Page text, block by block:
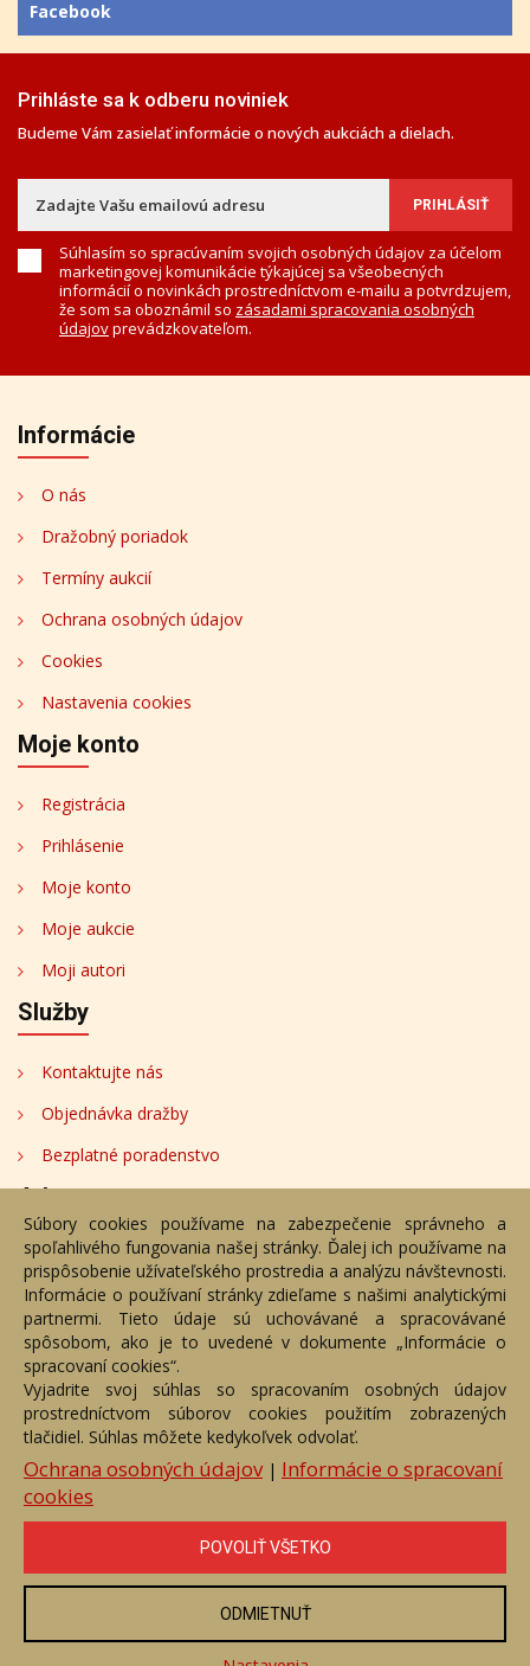
Facebook
Prihláste sa k odberu noviniek
Budeme Vám zasielať informácie o nových aukciách a dielach.
Súhlasím so spracúvaním svojich osobných údajov za účelom
marketingovej komunikácie týkajúcej sa všeobecných
informácií o novinkách prostredníctvom e-mailu a potvrdzujem,
že som sa oboznámil so zásadami spracovania osobných
údajovprevádzkovateľom.
Informácie
O nás
Dražobný poriadok
Termíny aukcií
Ochrana osobných údajov
Cookies
Nastavenia cookies
Moje konto
Registrácia
Prihlásenie
Moje konto
Moje aukcie
Moji autori
Služby
Kontaktujte nás
Objednávka dražby
Bezplatné poradenstvo
Adresa
Nižný Hrušov 333, 094 22, Slovenská republika
+421 905 356 921
+421 905 959 101
dartesro@dartesro.sk
Hlavná stránka Aukčný katalóg
Objednávka dražby
Termíny aukcií
Online Aukcia
DARTE AUKČNÁ SPOLOČNOSŤ s.r.o. © 2007 - 2026
Akékoľvek používanie obrazových a textových súčastí tejto stránky je
podmienené výslovným súhlasom jej vlastníka. Všetky práva sú
vyhradené.
Súbory cookies používame na zabezpečenie správneho a
spoľahlivého fungovania našej stránky. Ďalej ich používame na
prispôsobenie užívateľského prostredia a analýzu návštevnosti.
Informácie o používaní stránky zdieľame s našimi analytickými
partnermi. Tieto údaje sú uchovávané a spracovávané
spôsobom, ako je to uvedené v dokumente „Informácie o
spracovaní cookies“.
Vyjadrite svoj súhlas so spracovaním osobných údajov
prostredníctvom súborov cookies použitím zobrazených
tlačidiel. Súhlas môžete kedykoľvek odvolať.
Ochrana osobných údajov| Informácie o spracovaní
cookies
POVOLIŤ VŠETKO
ODMIETNUŤ